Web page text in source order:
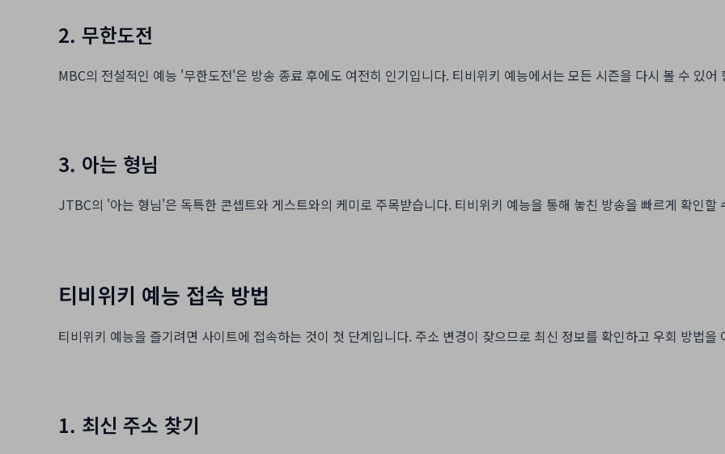
2. 무한도전
MBC의 전설적인 예능 '무한도전'은 방송 종료 후에도 여전히 인기입니다. 티비위키 예능에서는 모든 시즌을 다시 볼 수 있
3. 아는 형님
JTBC의 '아는 형님'은 독특한 콘셉트와 게스트와의 케미로 주목받습니다. 티비위키 예능을 통해 놓친 방송을 빠르게 확인할
티비위키 예능 접속 방법
티비위키 예능을 즐기려면 사이트에 접속하는 것이 첫 단계입니다. 주소 변경이 잦으므로 최신 정보를 확인하고 우회 방법을
1. 최신 주소 찾기